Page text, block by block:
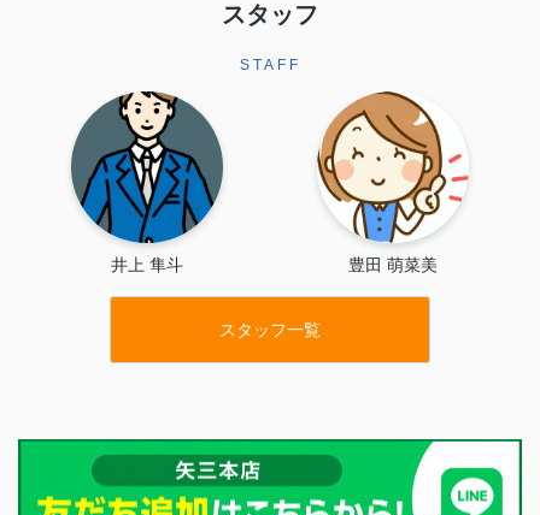
スタッフ
STAFF
井上 隼斗 豊田 萌菜美
スタッフ一覧